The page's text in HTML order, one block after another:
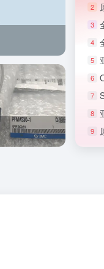
品SMC节流阀
2
3
4
5
6
7
8
9